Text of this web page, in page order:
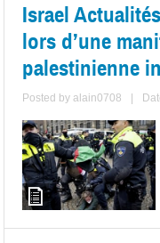
Israel
lors d’une
palestinienne
Posted byalain0708